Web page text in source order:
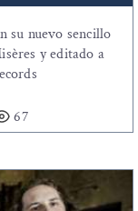
su nuevo sencillo
y editado a
67